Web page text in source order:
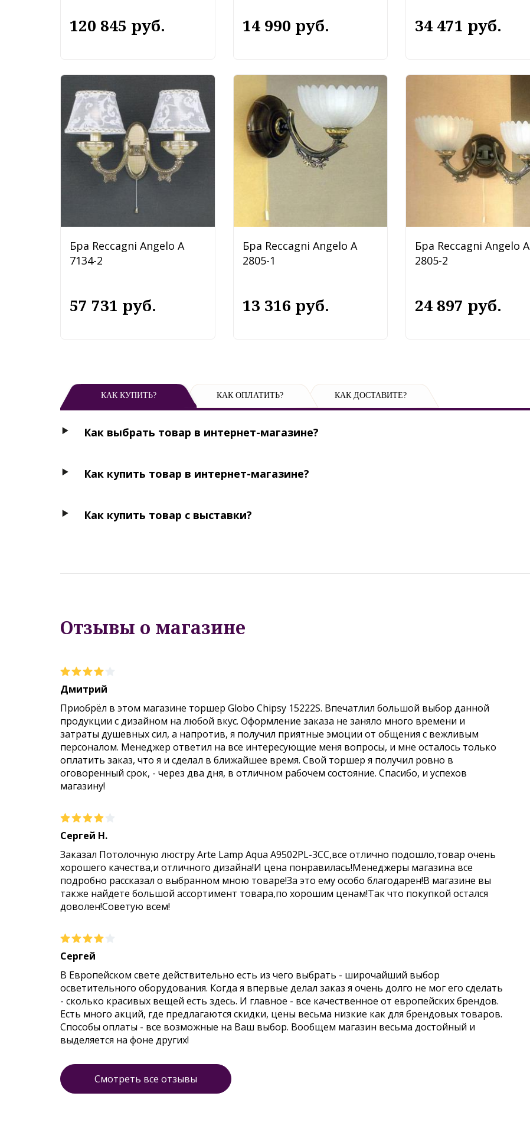
120 845 руб. 14 990 руб. 34 471 руб.
Бра Reccagni Angelo A
7134-2
57 731 руб.
Бра Reccagni Angelo A
2805-1
13 316 руб.
Бра Reccagni Angelo A
2805-2
24 897 руб.
КАК КУПИТЬ? КАК ОПЛАТИТЬ? КАК ДОСТАВИТЕ?
Как выбрать товар в интернет-магазине?
Как купить товар в интернет-магазине?
Как купить товар с выставки?
Отзывы о магазине
Дмитрий
Приобрёл в этом магазине торшер Globo Chipsy 15222S. Впечатлил большой выбор данной
продукции с дизайном на любой вкус. Оформление заказа не заняло много времени и
затраты душевных сил, а напротив, я получил приятные эмоции от общения с вежливым
персоналом. Менеджер ответил на все интересующие меня вопросы, и мне осталось только
оплатить заказ, что я и сделал в ближайшее время. Свой торшер я получил ровно в
оговоренный срок, - через два дня, в отличном рабочем состояние. Спасибо, и успехов
магазину!
Сергей Н.
Заказал Потолочную люстру Arte Lamp Aqua A9502PL-3CC,все отлично подошло,товар очень
хорошего качества,и отличного дизайна!И цена понравилась!Менеджеры магазина все
подробно рассказал о выбранном мною товаре!За это ему особо благодарен!В магазине вы
также найдете большой ассортимент товара,по хорошим ценам!Так что покупкой остался
доволен!Советую всем!
Сергей
В Европейском свете действительно есть из чего выбрать - широчайший выбор
осветительного оборудования. Когда я впервые делал заказ я очень долго не мог его сделать
- сколько красивых вещей есть здесь. И главное - все качественное от европейских брендов.
Есть много акций, где предлагаются скидки, цены весьма низкие как для брендовых товаров.
Способы оплаты - все возможные на Ваш выбор. Вообщем магазин весьма достойный и
выделяется на фоне других!
Смотреть все отзывы